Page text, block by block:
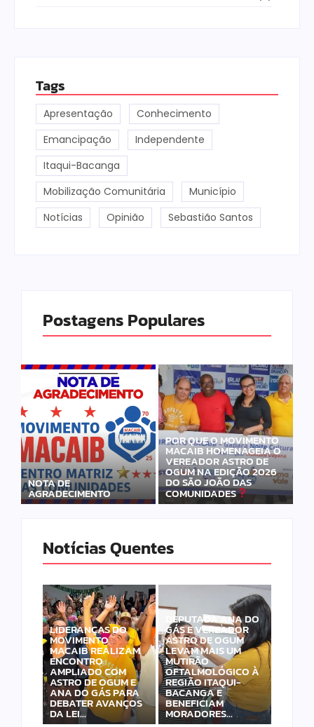
Tags
Apresentação
Conhecimento
Emancipação
Independente
Itaqui-Bacanga
Mobilização Comunitária
Município
Notícias
Opinião Sebastião Santos
Postagens Populares
NOTA DE
AGRADECIMENTO
POR QUE O MOVIMENTO
MACAIB HOMENAGEIA O
VEREADOR ASTRO DE
OGUM NA EDIÇÃO 2026
DO SÃO JOÃO DAS
COMUNIDADES
Notícias Quentes
LIDERANÇAS DO
MOVIMENTO
MACAIB REALIZAM
ENCONTRO
AMPLIADO COM
ASTRO DE OGUM E
ANA DO GÁS PARA
DEBATER AVANÇOS
DA LEI…
DEPUTADA ANA DO
GÁS E VEREADOR
ASTRO DE OGUM
LEVAM MAIS UM
MUTIRÃO
OFTALMOLÓGICO À
REGIÃO ITAQUI-
BACANGA E
BENEFICIAM
MORADORES…